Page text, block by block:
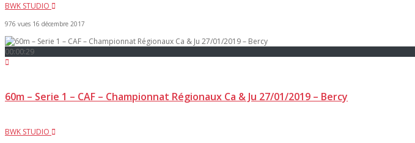
BWK STUDIO
976 vues 16 décembre 2017
00:00:29
60m – Serie 1 – CAF – Championnat Régionaux Ca & Ju 27/01/2019 – Bercy
BWK STUDIO